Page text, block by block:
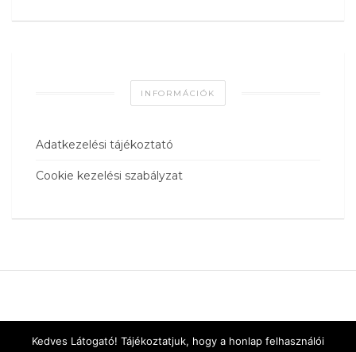
INFORMÁCIÓK
Adatkezelési tájékoztató
Cookie kezelési szabályzat
Kedves Látogató! Tájékoztatjuk, hogy a honlap felhasználói